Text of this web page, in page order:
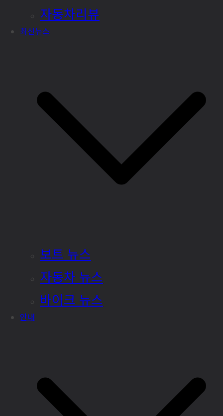
자동차리뷰
최신뉴스
보트 뉴스
자동차 뉴스
바이크 뉴스
안내